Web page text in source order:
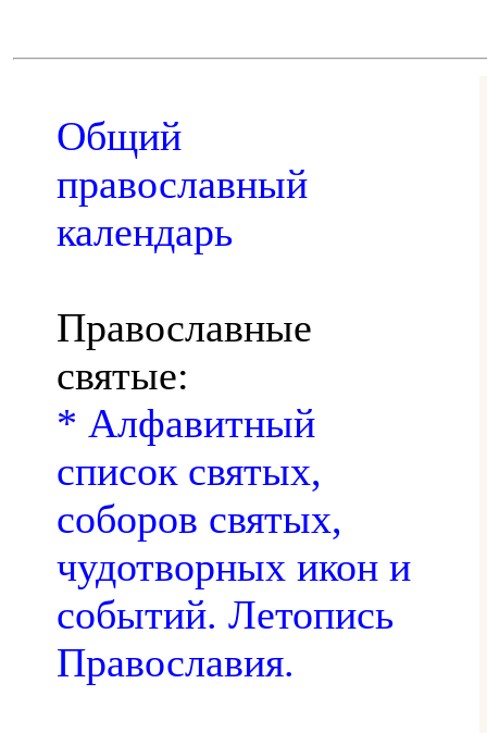
Общий
православный
календарь
Православные
святые:
* Алфавитный
список святых,
соборов святых,
чудотворных икон и
событий. Летопись
Православия.